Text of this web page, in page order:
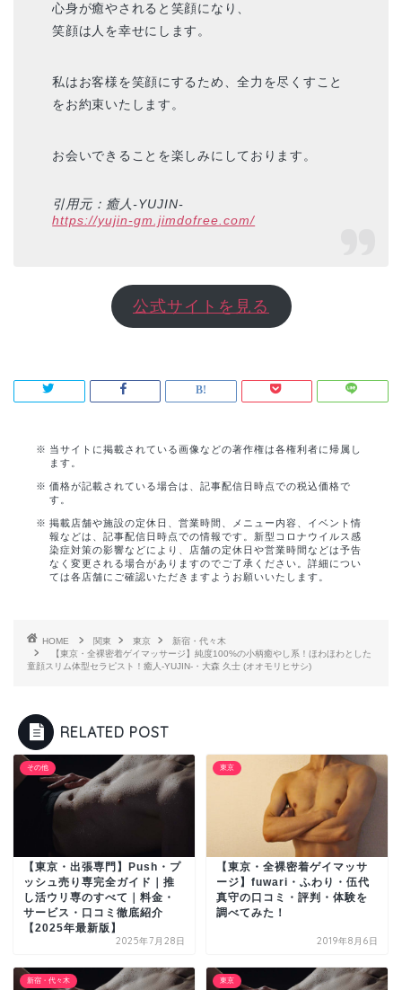
心身が癒やされると笑顔になり、
笑顔は人を幸せにします。
私はお客様を笑顔にするため、全力を尽くすこと
をお約束いたします。
お会いできることを楽しみにしております。
引用元：癒人-YUJIN-
https://yujin-gm.jimdofree.com/
公式サイトを見る
当サイトに掲載されている画像などの著作権は各権利者に帰属し
ます。
価格が記載されている場合は、記事配信日時点での税込価格で
す。
掲載店舗や施設の定休日、営業時間、メニュー内容、イベント情
報などは、記事配信日時点での情報です。新型コロナウイルス感
染症対策の影響などにより、店舗の定休日や営業時間などは予告
なく変更される場合がありますのでご了承ください。詳細につい
ては各店舗にご確認いただきますようお願いいたします。
HOME 関東 東京
新宿・代々木
【東京・全裸密着ゲイマッサージ】純度100%の小柄癒やし系！ほわほわとした
童顔スリム体型セラピスト！癒人-YUJIN-・大森 久士 (オオモリヒサシ)
RELATED POST
その他
【東京・出張専門】Push・プ
ッシュ売り専完全ガイド｜推
し活ウリ専のすべて｜料金・
サービス・口コミ徹底紹介
【2025年最新版】
2025年7月28日
東京
【東京・全裸密着ゲイマッサ
ージ】fuwari・ふわり・伍代
真守の口コミ・評判・体験を
調べてみた！
2019年8月6日
新宿・代々木 東京